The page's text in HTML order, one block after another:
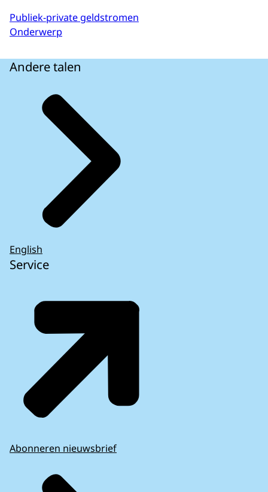
Publiek-private geldstromen
Onderwerp
Andere talen
English
Service
Abonneren nieuwsbrief